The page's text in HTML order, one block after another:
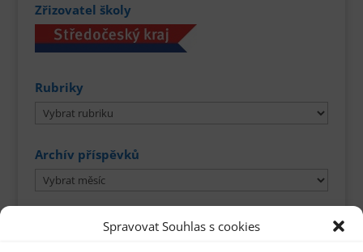
Spravovat Souhlas s cookies
Zřizovatel školy
Rubriky
Rubriky
Archív příspěvků
Archív